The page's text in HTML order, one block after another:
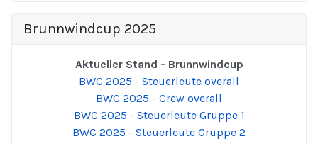
Brunnwindcup 2025
Aktueller Stand - Brunnwindcup
BWC 2025 - Steuerleute overall
BWC 2025 - Crew overall
BWC 2025 - Steuerleute Gruppe 1
BWC 2025 - Steuerleute Gruppe 2